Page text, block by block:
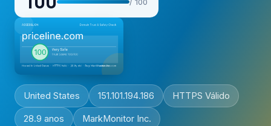
/ 100
United States 151.101.194.186 HTTPS Válido
28.9 anos MarkMonitor Inc.